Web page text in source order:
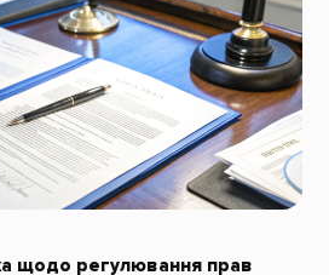
щодо регулювання прав